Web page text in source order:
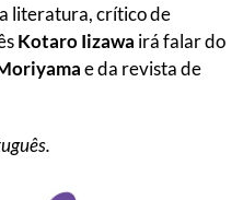
literatura, crítico de
Kotaro Iizawa irá falar do
e da revista de